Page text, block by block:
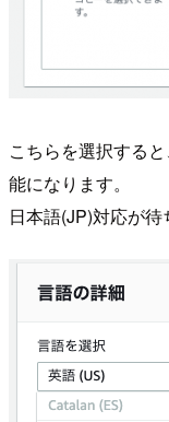
こちらを選択する
能になります。
日本語(JP)対応が待